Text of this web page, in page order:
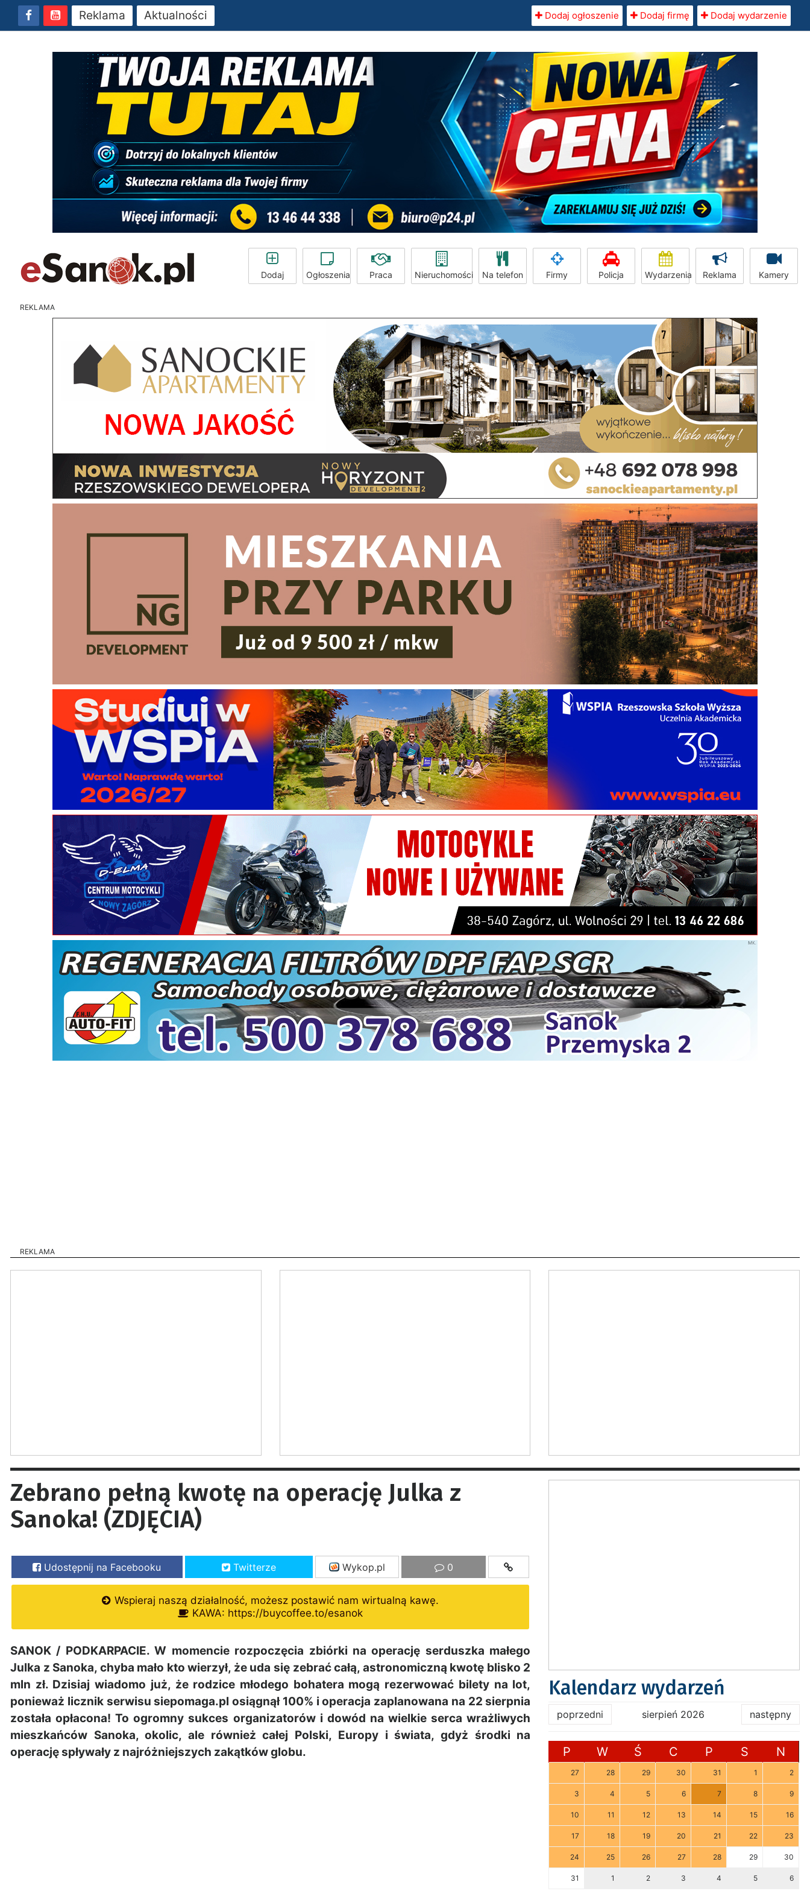
Reklama Aktualności Dodaj ogłoszenie Dodaj firmę Dodaj wydarzenie
Dodaj Ogłoszenia Praca Nieruchomości Na telefon Firmy Policja Wydarzenia Reklama Kamery
REKLAMA
REKLAMA
Zebrano pełną kwotę na operację Julka z
Sanoka! (ZDJĘCIA)
Udostępnij na Facebooku Twitterze Wykop.pl 0
Wspieraj naszą działalność, możesz postawić nam wirtualną kawę.
KAWA: https://buycoffee.to/esanok
SANOK / PODKARPACIE. W momencie rozpoczęcia zbiórki na operację serduszka małego
Julka z Sanoka, chyba mało kto wierzył, że uda się zebrać całą, astronomiczną kwotę blisko 2
mln zł. Dzisiaj wiadomo już, że rodzice młodego bohatera mogą rezerwować bilety na lot,
ponieważ licznik serwisu siepomaga.pl osiągnął 100% i operacja zaplanowana na 22 sierpnia
została opłacona! To ogromny sukces organizatorów i dowód na wielkie serca wrażliwych
mieszkańców Sanoka, okolic, ale również całej Polski, Europy i świata, gdyż środki na
operację spływały z najróżniejszych zakątków globu.
Kalendarz wydarzeń
poprzedni sierpień 2026 następny
P W Ś C P S N
27 28 29 30 31 1 2
3 4 5 6 7 8 9
10 11 12 13 14 15 16
17 18 19 20 21 22 23
24 25 26 27 28 29 30
31 1 2 3 4 5 6